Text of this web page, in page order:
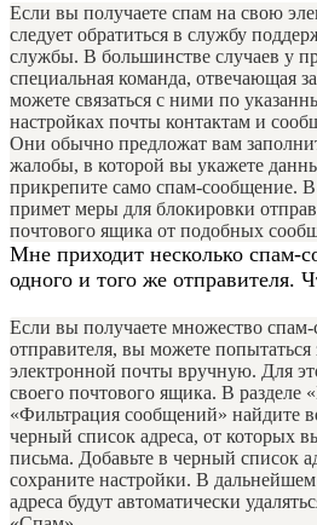
Если вы получаете спам на свою
следует обратиться в службу
службы. В большинстве случаев у
специальная команда, отвечающая
можете связаться с ними по
настройках почты контактам и
Они обычно предложат вам
жалобы, в которой вы укажете
прикрепите само спам-сообщение.
примет меры для блокировки
почтового ящика от подобных
Мне приходит несколько спам-
одного и того же отправителя.
Если вы получаете множество
отправителя, вы можете попытаться
электронной почты вручную. Для
своего почтового ящика. В разделе
«Фильтрация сообщений» найдите
черный список адреса, от которых
письма. Добавьте в черный список
сохраните настройки. В
адреса будут автоматически